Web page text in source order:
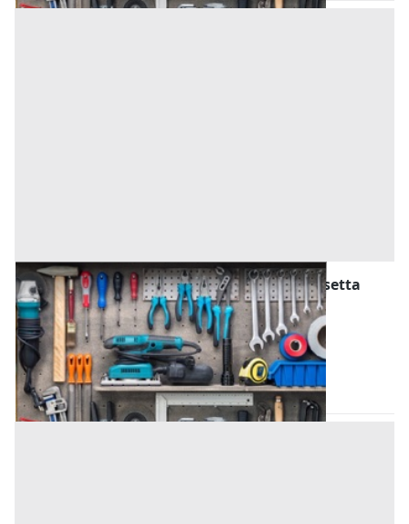
Attrezzature ed Utensili all'asta a Caltanissetta
Caltanissetta (Caltanissetta)
Offerta minima
1.185 € 1.580 €
Codice asta:AT234657
Asta chiusa